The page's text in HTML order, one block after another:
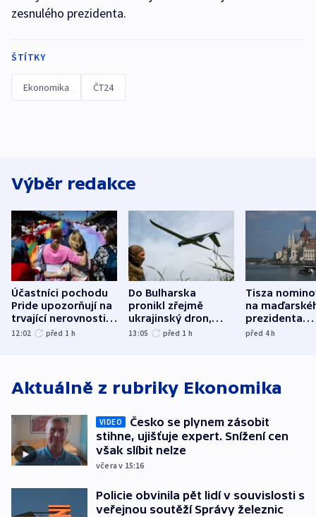
zesnulého prezidenta.
ŠTÍTKY
Ekonomika ČT24
Výběr redakce
Účastníci pochodu
Pride upozorňují na
trvající nerovnosti i
společenskou
12:02 před 1 h
Do Bulharska
pronikl zřejmě
ukrajinský dron,
explodoval kilometr
13:05 před 1 h
Tisza
na
prezidenta
bývalého
před 4h
Aktuálně z rubriky Ekonomika
VIDEO
Česko se plynem zásobit
stihne, ujišťuje expert. Snížení cen
však slíbit nelze
včera v 15:16
Policie obvinila pět lidí v souvislosti s
veřejnou soutěží Správy železnic